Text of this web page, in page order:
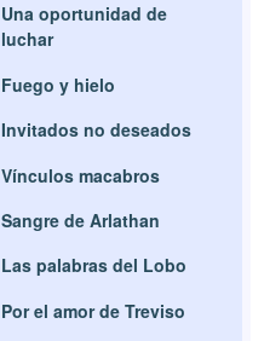
Una oportunidad de
luchar
Fuego y hielo
Invitados no deseados
Vínculos macabros
Sangre de Arlathan
Las palabras del Lobo
Por el amor de Treviso